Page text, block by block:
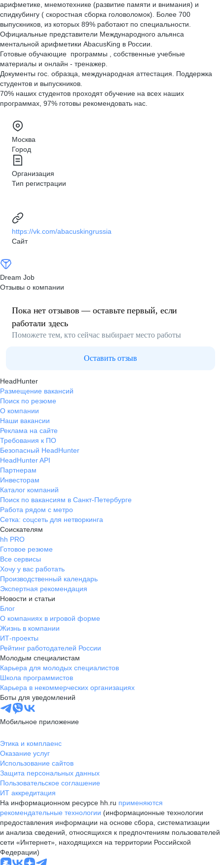
арифметике, мнемотехнике (развитие памяти и внимания) и
спидкубингу ( скоростная сборка головоломок). Более 700
выпускников, из которых 89% работают по специальности.
Официальные представители Международного альянса
ментальной арифметики AbacusKing в России.
Готовые обучающие программы , собственные учебные
материалы и онлайн - тренажер.
Документы гос. образца, международная аттестация. Поддержка
студентов и выпускников.
70% наших студентов проходят обучение на всех наших
программах, 97% готовы рекомендовать нас.
Москва
Город
Организация
Тип регистрации
https://vk.com/abacuskingrussia
Сайт
Dream Job
Отзывы о компании
Пока нет отзывов — оставьте первый, если
работали здесь
Поможете тем, кто сейчас выбирает место работы
Оставить отзыв
HeadHunter
Размещение вакансий
Поиск по резюме
О компании
Наши вакансии
Реклама на сайте
Требования к ПО
Безопасный HeadHunter
HeadHunter API
Партнерам
Инвесторам
Каталог компаний
Поиск по вакансиям в Санкт-Петербурге
Работа рядом с метро
Сетка: соцсеть для нетворкинга
Соискателям
hh PRO
Готовое резюме
Все сервисы
Хочу у вас работать
Производственный календарь
Экспертная рекомендация
Новости и статьи
Блог
О компаниях в игровой форме
Жизнь в компании
ИТ-проекты
Рейтинг работодателей России
Молодым специалистам
Карьера для молодых специалистов
Школа программистов
Карьера в некоммерческих организациях
Боты для уведомлений
Мобильное приложение
Этика и комплаенс
Оказание услуг
Использование сайтов
Защита персональных данных
Пользовательское соглашение
ИТ аккредитация
На информационном ресурсе hh.ru применяются
рекомендательные технологии (информационные технологии
предоставления информации на основе сбора, систематизации
и анализа сведений, относящихся к предпочтениям пользователей
сети «Интернет», находящихся на территории Российской
Федерации)